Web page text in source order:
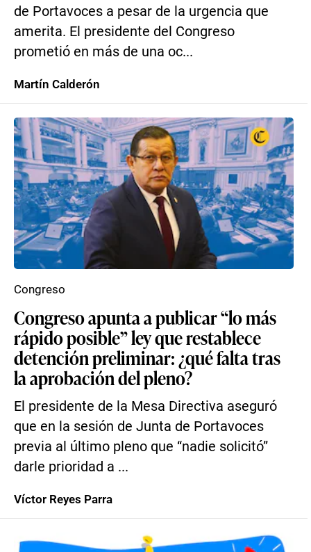
de Portavoces a pesar de la urgencia que
amerita. El presidente del Congreso
prometió en más de una oc...
Martín Calderón
Congreso apunta a publicar “lo más
rápido posible” ley que restablece
detención preliminar: ¿qué falta tras
la aprobación del pleno?
El presidente de la Mesa Directiva aseguró
que en la sesión de Junta de Portavoces
previa al último pleno que “nadie solicitó”
darle prioridad a ...
Congreso
Víctor Reyes Parra